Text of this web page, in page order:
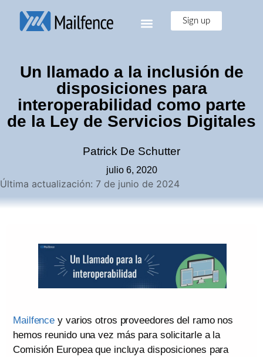
Sign up
Un llamado a la inclusión de
disposiciones para
interoperabilidad como parte
de la Ley de Servicios Digitales
Patrick De Schutter
julio 6, 2020
Última actualización: 7 de junio de 2024
Mailfence y varios otros proveedores del ramo nos
hemos reunido una vez más para solicitarle a la
Comisión Europea que incluya disposiciones para